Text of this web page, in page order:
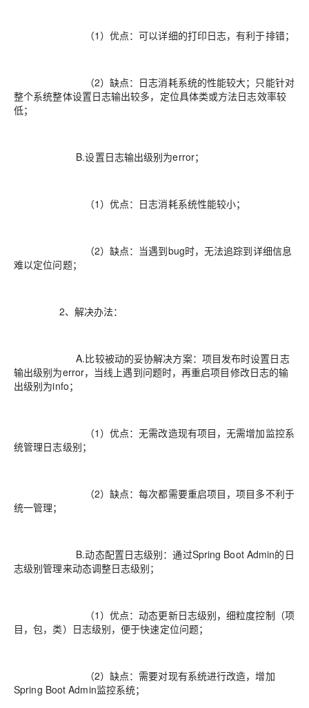
（1）优点：可以详细的打印日志，有利于排错；
（2）缺点：日志消耗系统的性能较大；只能针对
整个系统整体设置日志输出较多，定位具体类或方法日志效率较
低；
B.设置日志输出级别为error；
（1）优点：日志消耗系统性能较小；
（2）缺点：当遇到bug时，无法追踪到详细信息
难以定位问题；
2、解决办法：
A.比较被动的妥协解决方案：项目发布时设置日志
输出级别为error，当线上遇到问题时，再重启项目修改日志的输
出级别为info；
（1）优点：无需改造现有项目，无需增加监控系
统管理日志级别；
（2）缺点：每次都需要重启项目，项目多不利于
统一管理；
B.动态配置日志级别：通过Spring Boot Admin的日
志级别管理来动态调整日志级别；
（1）优点：动态更新日志级别，细粒度控制（项
目，包，类）日志级别，便于快速定位问题；
（2）缺点：需要对现有系统进行改造，增加
Spring Boot Admin监控系统；